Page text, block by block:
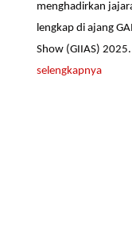
menghadirkan
lengkap di ajang
Show (GIIAS)
selengkapnya